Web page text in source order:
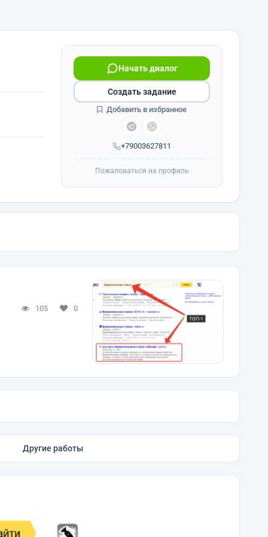
+79003627811
Начать диалог
Создать задание
Добавить в избранное
Пожаловаться на профиль
105 0
Другие работы